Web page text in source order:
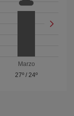
Marzo
27º /24º